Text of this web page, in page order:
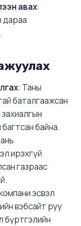
авах:
дараа
: Таны
баталгаажсан
байна.
ирэхгүй
газраас
эсвэл
вэбсайт руу
бүртгэлийн